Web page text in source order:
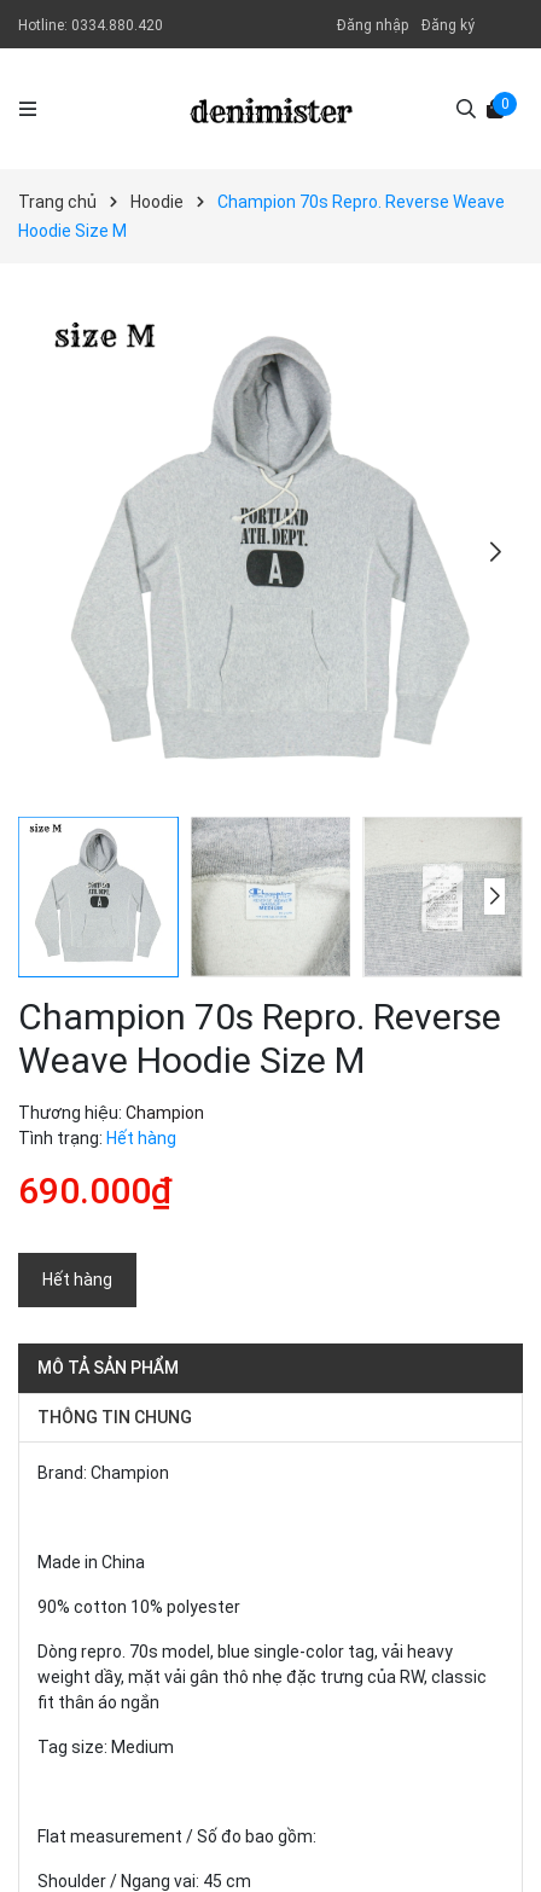
Hotline: 0334.880.420 Đăng nhập Đăng ký
0
Trang chủ Hoodie
Champion 70s Repro. Reverse Weave
Hoodie Size M
Champion 70s Repro. Reverse
Weave Hoodie Size M
Thương hiệu: Champion
Tình trạng: Hết hàng
690.000₫
Hết hàng
MÔ TẢ SẢN PHẨM
THÔNG TIN CHUNG
Brand: Champion
Made in China
90% cotton 10% polyester
Dòng repro. 70s model, blue single-color tag, vải heavy
weight dầy, mặt vải gân thô nhẹ đặc trưng của RW, classic
fit thân áo ngắn
Tag size: Medium
Flat measurement / Số đo bao gồm:
Shoulder / Ngang vai: 45 cm